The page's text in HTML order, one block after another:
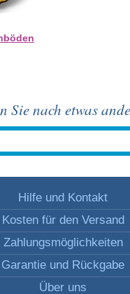
Sie nach etwas
Hilfe und Kontakt
Kosten für den Versand
Zahlungsmöglichkeiten
Garantie und Rückgabe
Über uns